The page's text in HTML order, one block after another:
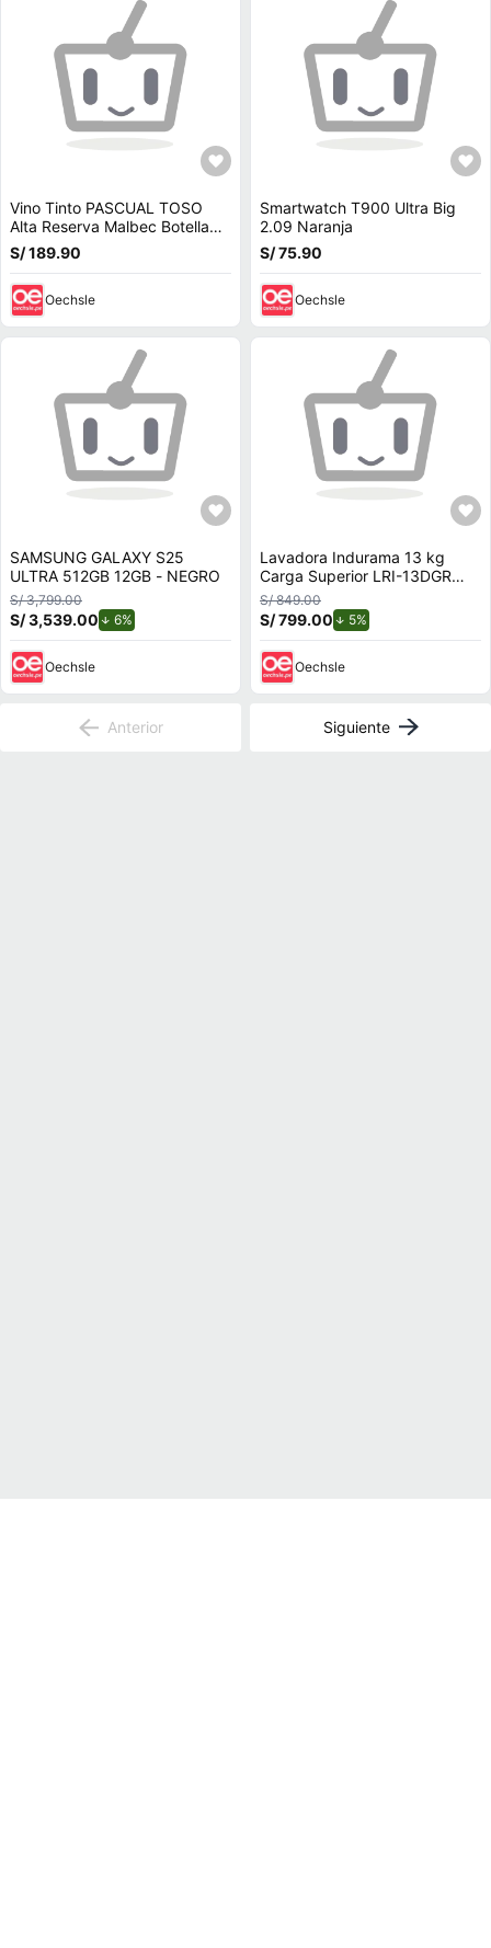
Vino Tinto PASCUAL TOSO
Alta Reserva Malbec Botella
750ml
S/ 189.90
Oechsle
Smartwatch T900 Ultra Big
2.09 Naranja
S/ 75.90
Oechsle
SAMSUNG GALAXY S25
ULTRA 512GB 12GB - NEGRO
S/ 3,799.00
S/ 3,539.00 6%
Oechsle
Lavadora Indurama 13 kg
Carga Superior LRI-13DGR
Gris Oscuro
S/ 849.00
S/ 799.00 5%
Oechsle
Anterior Siguiente